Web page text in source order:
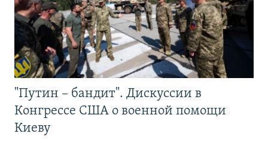
"Путин – бандит". Дискуссии в
Конгрессе США о военной помощи
Киеву